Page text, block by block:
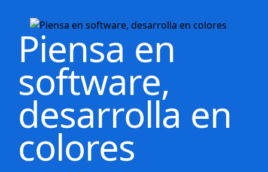
Piensa en
software,
desarrolla en
colores